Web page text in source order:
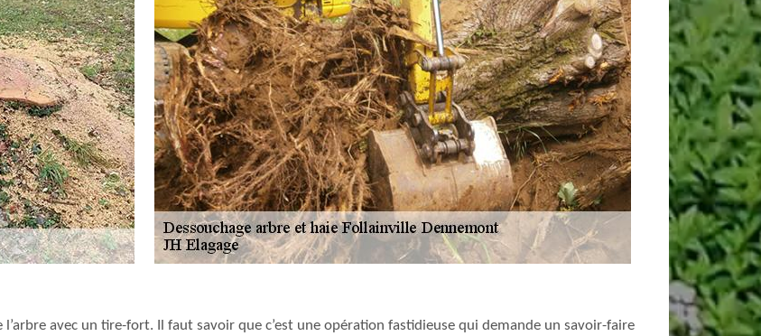
l’arbre avec un tire-fort. Il faut savoir que c’est une opération fastidieuse qui demande un savoir-faire